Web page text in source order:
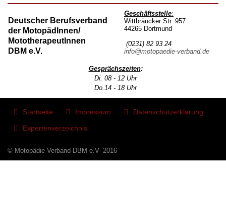
Deutscher Berufsverband
der MotopädInnen/
MototherapeutInnen
DBM e.V.
Geschäftsstelle:
Wittbräucker Str. 957
44265 Dortmund
(0231) 82 93 24
info@motopaedie-verband.de
Gesprächszeiten:
Di. 08 - 12 Uhr
Do.14 - 18 Uhr
Startseite Impressum Datenschutzerklärung
Expertenverzeichnis
© Motopädie Verband-DBM e.V- 2016